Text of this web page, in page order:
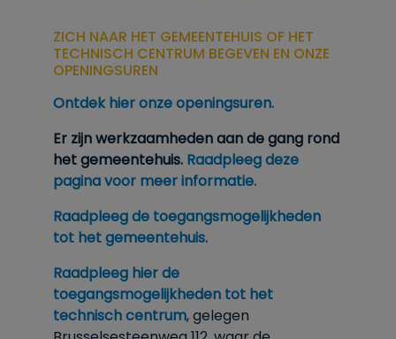
ZICH NAAR HET GEMEENTEHUIS OF HET
TECHNISCH CENTRUM BEGEVEN EN ONZE
OPENINGSUREN
Ontdek hier onze openingsuren.
Er zijn werkzaamheden aan de gang rond
het gemeentehuis. Raadpleeg deze
pagina voor meer informatie.
Raadpleeg de toegangsmogelijkheden
tot het gemeentehuis.
Raadpleeg hier de
toegangsmogelijkheden tot het
technisch centrum, gelegen